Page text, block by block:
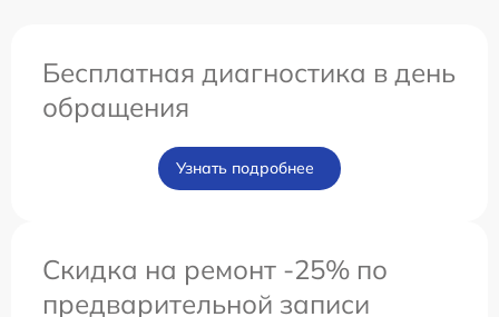
Бесплатная диагностика в день
обращения
Узнать подробнее
Скидка на ремонт -25% по
предварительной записи